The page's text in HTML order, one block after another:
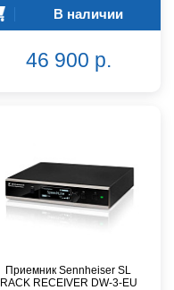
В наличии
46 900 р.
Приемник Sennheiser SL
RACK RECEIVER DW-3-EU